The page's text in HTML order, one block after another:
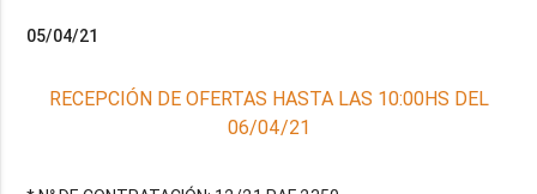
05/04/21
RECEPCIÓN DE OFERTAS HASTA LAS 10:00HS DEL
06/04/21